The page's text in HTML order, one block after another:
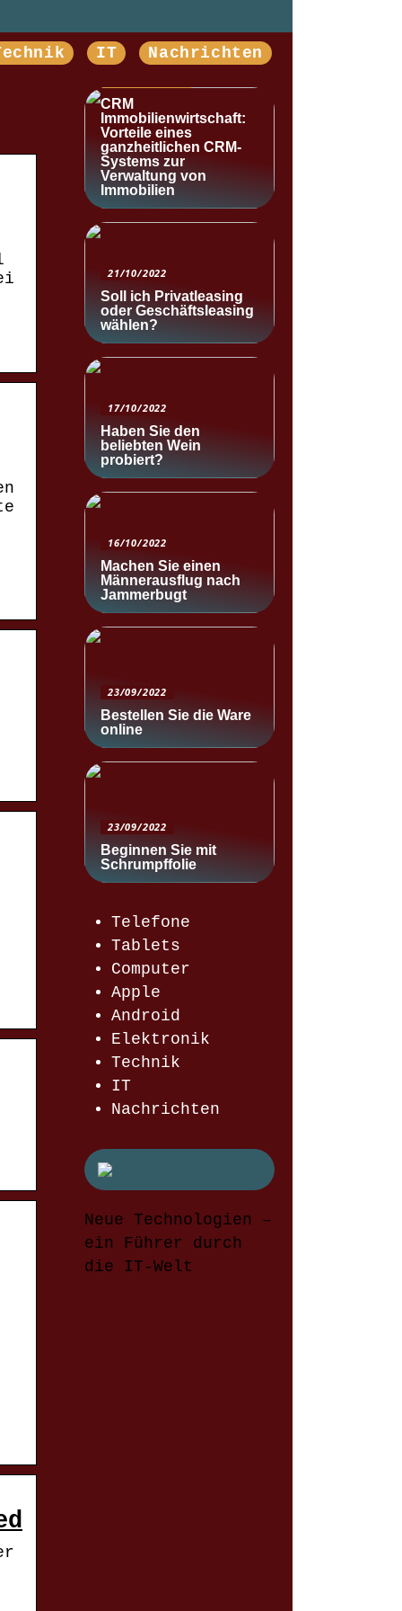
IT Nachrichten
CRM
Immobilienwirtschaft:
Vorteile eines
ganzheitlichen CRM-
Systems zur
Verwaltung von
Immobilien
21/10/2022
Soll ich Privatleasing
oder Geschäftsleasing
wählen?
17/10/2022
Haben Sie den
beliebten Wein
probiert?
16/10/2022
Machen Sie einen
Männerausflug nach
Jammerbugt
23/09/2022
Bestellen Sie die Ware
online
23/09/2022
Beginnen Sie mit
Schrumpffolie
Telefone
Tablets
Computer
Apple
Android
Elektronik
Technik
IT
Nachrichten
Neue Technologien –
ein Führer durch
die IT-Welt